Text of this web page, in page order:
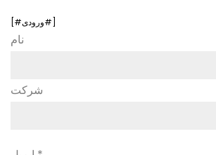
[#ورودی#]
نام
شرکت